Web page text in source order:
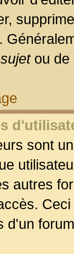
ou de
sont
autres
d'un